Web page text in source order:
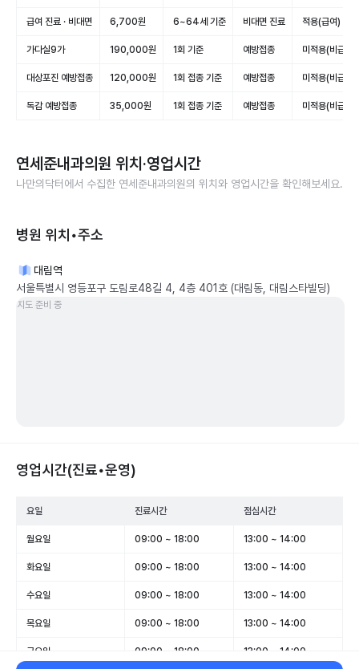
급여 진료 · 비대면 6,700원 6~64세 기준 비대면 진료 적용(급여)
가다실9가 190,000원 1회 기준 예방접종 미적용(비급여)
대상포진 예방접종 120,000원 1회 접종 기준 예방접종 미적용(비급여)
독감 예방접종 35,000원 1회 접종 기준 예방접종 미적용(비급여)
연세준내과의원 위치·영업시간
나만의닥터에서 수집한 연세준내과의원의 위치와 영업시간을 확인해보세요.
병원 위치•주소
대림역
서울특별시 영등포구 도림로48길 4, 4층 401호 (대림동, 대림스타빌딩)
지도 준비 중
영업시간(진료•운영)
요일 진료시간 점심시간
월요일 09:00 ~ 18:00 13:00 ~ 14:00
화요일 09:00 ~ 18:00 13:00 ~ 14:00
수요일 09:00 ~ 18:00 13:00 ~ 14:00
목요일 09:00 ~ 18:00 13:00 ~ 14:00
금요일 09:00 ~ 18:00 13:00 ~ 14:00